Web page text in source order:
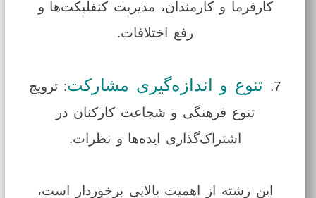
کارفرما و کارمندان، مدیریت کنفلیکت‌ها و
رفع اختلافات.
تنوع و اندازه‌گیری مشارکت: ترویج
تنوع فرهنگی و شجاعت کارکنان در
اشتراک‌گذاری ایده‌ها و نظرات.
این رشته از اهمیت بالایی برخوردار است،